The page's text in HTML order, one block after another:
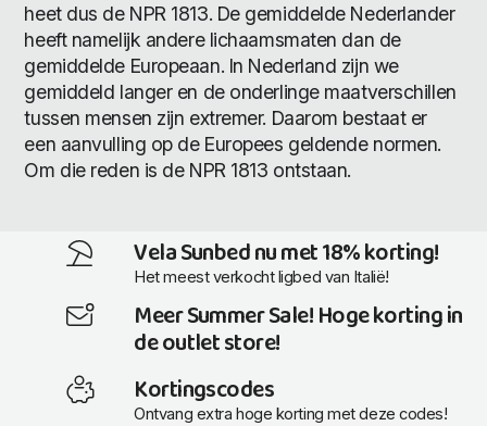
heet dus de NPR 1813. De gemiddelde Nederlander
heeft namelijk andere lichaamsmaten dan de
gemiddelde Europeaan. In Nederland zijn we
gemiddeld langer en de onderlinge maatverschillen
tussen mensen zijn extremer. Daarom bestaat er
een aanvulling op de Europees geldende normen.
Om die reden is de NPR 1813 ontstaan.
Vela Sunbed nu met 18% korting!
Het meest verkocht ligbed van Italië!
Meer Summer Sale! Hoge korting in
de outlet store!
Kortingscodes
Ontvang extra hoge korting met deze codes!